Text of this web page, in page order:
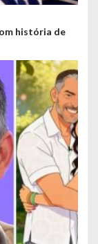
história de